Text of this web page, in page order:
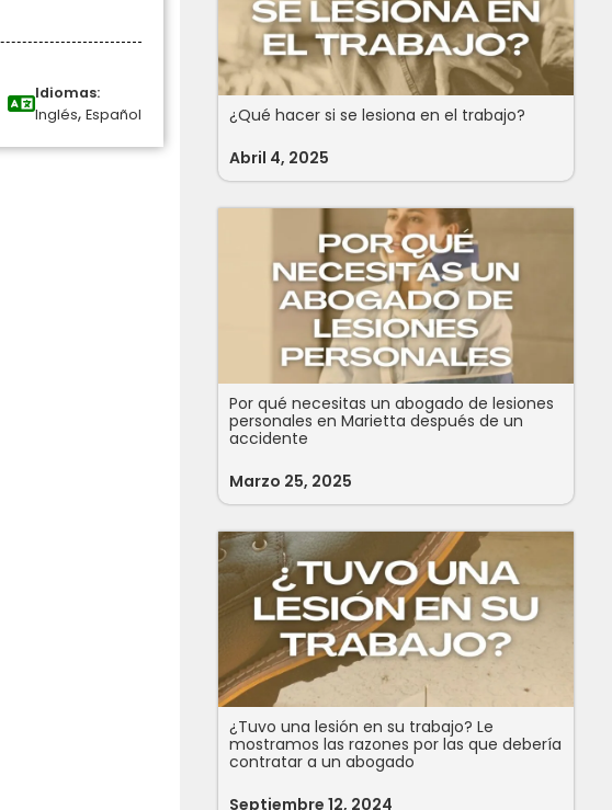
Idiomas:
Inglés, Español
¿Qué hacer si se lesiona en el trabajo?
Abril 4, 2025
Por qué necesitas un abogado de lesiones
personales en Marietta después de un
accidente
Marzo 25, 2025
¿Tuvo una lesión en su trabajo? Le
mostramos las razones por las que debería
contratar a un abogado
Septiembre 12, 2024